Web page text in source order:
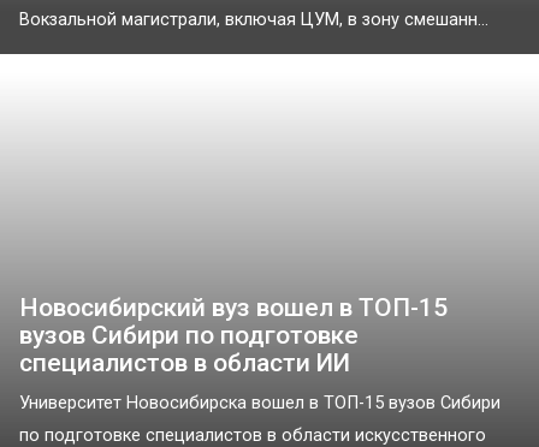
Вокзальной магистрали, включая ЦУМ, в зону смешанн...
Новосибирский вуз вошел в ТОП-15
вузов Сибири по подготовке
специалистов в области ИИ
Университет Новосибирска вошел в ТОП-15 вузов Сибири
по подготовке специалистов в области искусственного